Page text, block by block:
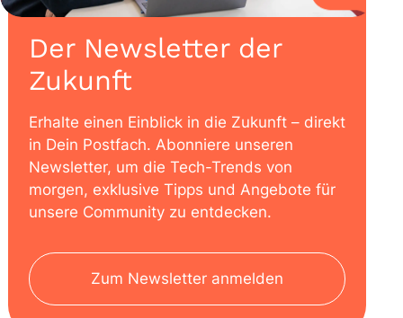
Der Newsletter der
Zukunft
Erhalte einen Einblick in die Zukunft – direkt
in Dein Postfach. Abonniere unseren
Newsletter, um die Tech-Trends von
morgen, exklusive Tipps und Angebote für
unsere Community zu entdecken.
Zum Newsletter anmelden